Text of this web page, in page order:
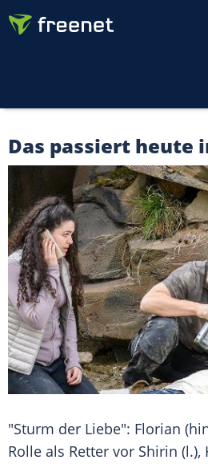
Das passiert heute
"Sturm der Liebe": Florian
Rolle als Retter vor Shirin